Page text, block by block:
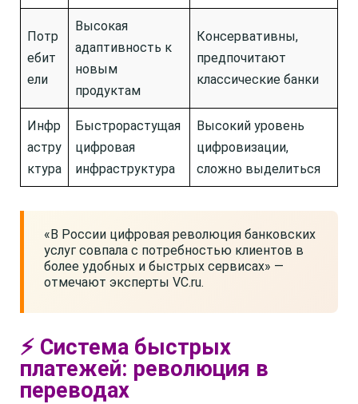
Потр
ебит
ели
Высокая
адаптивность к
новым
продуктам
Консервативны,
предпочитают
классические банки
Инфр
астру
ктура
Быстрорастущая
цифровая
инфраструктура
Высокий уровень
цифровизации,
сложно выделиться
«В России цифровая революция банковских
услуг совпала с потребностью клиентов в
более удобных и быстрых сервисах» —
отмечают эксперты VC.ru.
⚡ Система быстрых
платежей: революция в
переводах